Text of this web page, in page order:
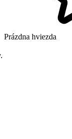
Prázdna hviezda